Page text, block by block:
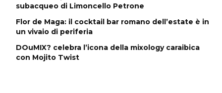
subacqueo di Limoncello Petrone
Flor de Maga: il cocktail bar romano dell’estate è in
un vivaio di periferia
DOuMIX? celebra l’icona della mixology caraibica
con Mojito Twist